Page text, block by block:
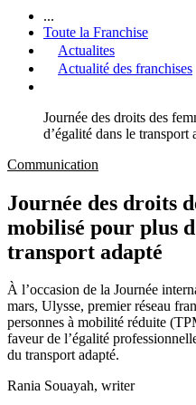
...
Toute la Franchise
Actualites
Actualité des franchises
Journée des droits des
d’égalité dans le transport
Communication
Journée des droits
mobilisé pour plus
transport adapté
À l’occasion de la Journée
mars, Ulysse, premier réseau
personnes à mobilité réduite
faveur de l’égalité
du transport adapté.
Rania Souayah, writer